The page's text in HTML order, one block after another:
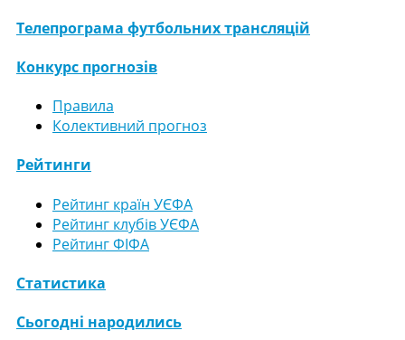
Телепрограма футбольних трансляцій
Конкурс прогнозів
Правила
Колективний прогноз
Рейтинги
Рейтинг країн УЄФА
Рейтинг клубів УЄФА
Рейтинг ФІФА
Статистика
Сьогодні народились